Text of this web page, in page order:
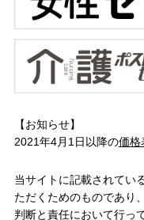
【お知らせ】
2021年4月1日以降の価格
当サイトに記載されてい
ただくためのものであり
判断と責任において行っ